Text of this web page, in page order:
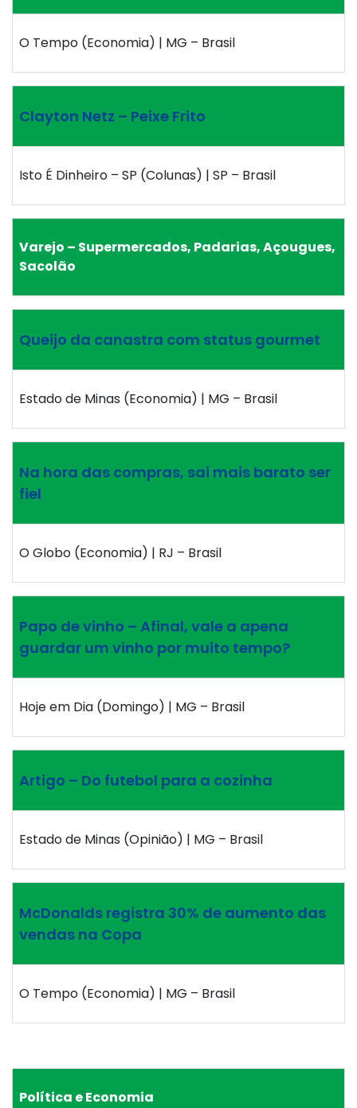
O Tempo (Economia) | MG – Brasil
Clayton Netz – Peixe Frito
Isto É Dinheiro – SP (Colunas) | SP – Brasil
Varejo – Supermercados, Padarias, Açougues,
Sacolão
Queijo da canastra com status gourmet
Estado de Minas (Economia) | MG – Brasil
Na hora das compras, sai mais barato ser
fiel
O Globo (Economia) | RJ – Brasil
Papo de vinho – Afinal, vale a apena
guardar um vinho por muito tempo?
Hoje em Dia (Domingo) | MG – Brasil
Artigo – Do futebol para a cozinha
Estado de Minas (Opinião) | MG – Brasil
McDonalds registra 30% de aumento das
vendas na Copa
O Tempo (Economia) | MG – Brasil
Política e Economia